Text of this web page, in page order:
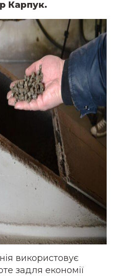
Карпук.
використовує
задля економії